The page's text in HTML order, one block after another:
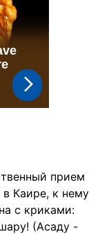
прием
Каире, к нему
с криками:
(Асаду -